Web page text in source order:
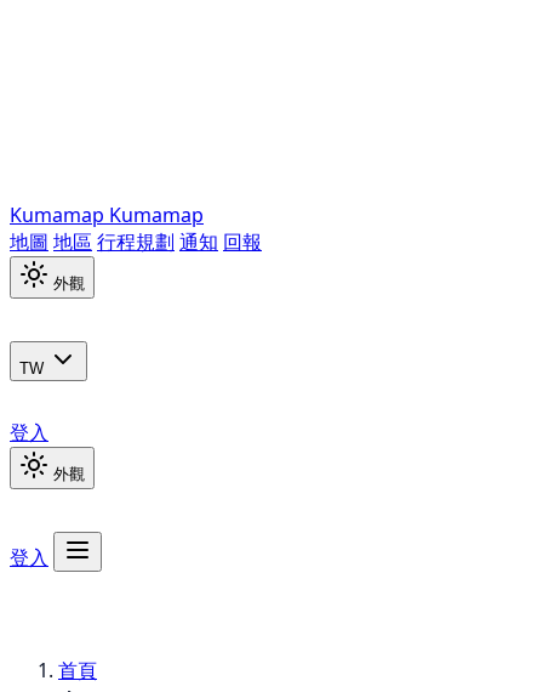
Kumamap Kumamap
地圖 地區 行程規劃 通知 回報
外觀
TW
登入
外觀
登入
首頁